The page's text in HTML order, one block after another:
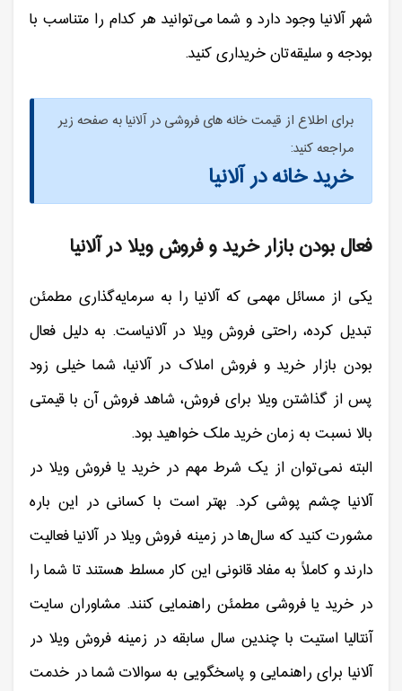
شهر آلانیا وجود دارد و شما می‌توانید هر کدام را متناسب با
بودجه و سلیقه‌تان خریداری کنید.
برای اطلاع از قیمت خانه های فروشی در آلانیا به صفحه زیر
مراجعه کنید:
خرید خانه در آلانیا
فعال بودن بازار خرید و فروش ویلا در آلانیا
یکی از مسائل مهمی که آلانیا را به سرمایه‌گذاری مطمئن
تبدیل کرده، راحتی فروش ویلا در آلانیاست. به دلیل فعال
بودن بازار خرید و فروش املاک در آلانیا، شما خیلی زود
پس از گذاشتن ویلا برای فروش، شاهد فروش آن با قیمتی
بالا نسبت به زمان خرید ملک خواهید بود.
البته نمی‌توان از یک شرط مهم در خرید یا فروش ویلا در
آلانیا چشم پوشی کرد. بهتر است با کسانی در این باره
مشورت کنید که سال‌ها در زمینه فروش ویلا در آلانیا فعالیت
دارند و کاملاً به مفاد قانونی این کار مسلط هستند تا شما را
در خرید یا فروشی مطمئن راهنمایی کنند. مشاوران سایت
آنتالیا استیت با چندین سال سابقه در زمینه فروش ویلا در
آلانیا برای راهنمایی و پاسخگویی به سوالات شما در خدمت